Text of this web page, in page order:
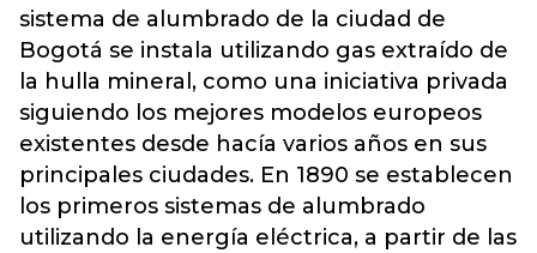
sistema de alumbrado de la ciudad de
Bogotá se instala utilizando gas extraído de
la hulla mineral, como una iniciativa privada
siguiendo los mejores modelos europeos
existentes desde hacía varios años en sus
principales ciudades. En 1890 se establecen
los primeros sistemas de alumbrado
utilizando la energía eléctrica, a partir de las